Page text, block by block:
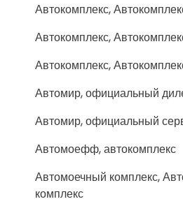
Автокомплекс,
Автокомплекс,
Автокомплекс,
Автомир, официальный
Автомир, официальный
Автомоефф, автокомплекс
Автомоечный комплекс,
комплекс